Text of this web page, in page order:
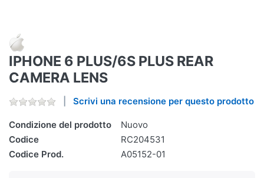
IPHONE 6 PLUS/6S PLUS REAR
CAMERA LENS
Scrivi una recensione per questo prodotto
Condizione del prodotto
Nuovo
Codice
RC204531
Codice Prod.
A05152-01